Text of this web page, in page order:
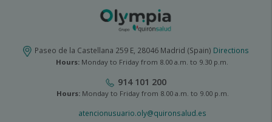
Paseo de la Castellana 259 E, 28046 Madrid (Spain) Directions
Hours:Monday to Friday from 8.00 a.m. to 9.30 p.m.
914 101 200
Hours: Monday to Friday from 8.00 a.m. to 9.00 p.m.
atencionusuario.oly@quironsalud.es